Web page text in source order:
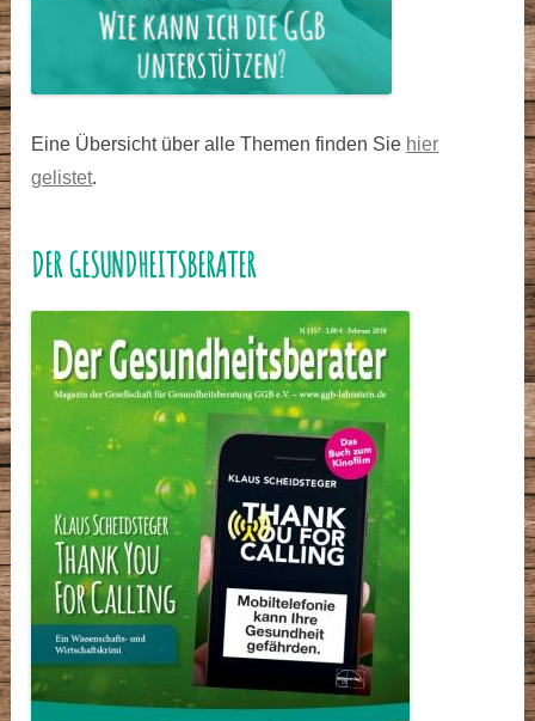
Eine Übersicht über alle Themen finden Sie hier
gelistet.
DER GESUNDHEITSBERATER